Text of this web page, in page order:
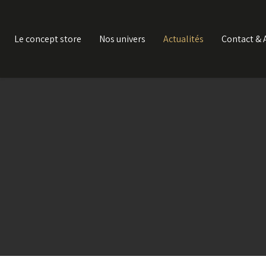
Le concept store Nos univers Actualités Contact &